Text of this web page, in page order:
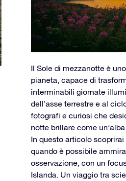
Il Sole di mezzanotte è
pianeta, capace di
interminabili giornate
dell’asse terrestre e al
fotografi e curiosi che
notte brillare come
In questo articolo
quando è possibile
osservazione, con un
Islanda. Un viaggio tra